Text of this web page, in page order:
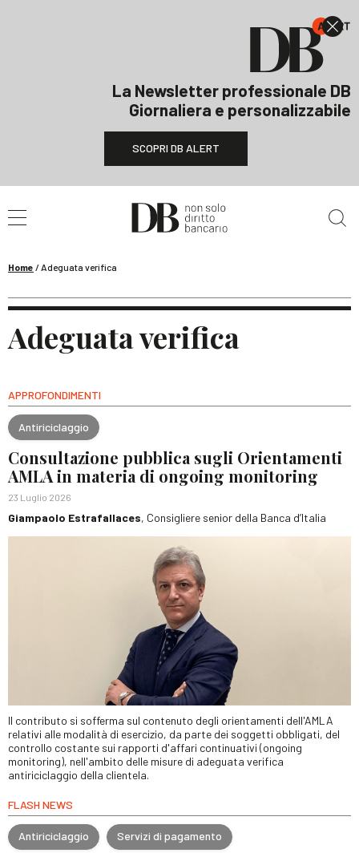
La Newsletter professionale DB
Giornaliera e personalizzabile
SCOPRI DB ALERT
Home /Adeguata verifica
Adeguata verifica
APPROFONDIMENTI
Antiriciclaggio
Consultazione pubblica sugli Orientamenti
AMLA in materia di ongoing monitoring
23 Luglio 2026
Giampaolo Estrafallaces, Consigliere senior della Banca d’Italia
Il contributo si sofferma sul contenuto degli orientamenti dell'AMLA
relativi alle modalità di esercizio, da parte dei soggetti obbligati, del
controllo costante sui rapporti d'affari continuativi (ongoing
monitoring), nell'ambito delle misure di adeguata verifica
antiriciclaggio della clientela.
FLASH NEWS
Antiriciclaggio Servizi di pagamento